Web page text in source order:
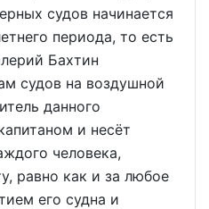
судов начинается
периода, то есть
Бахтин
судов на воздушной
данного
и несёт
человека,
равно как и за любое
его судна и